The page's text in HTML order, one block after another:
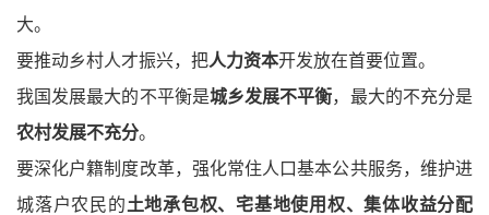
大。
要推动乡村人才振兴，把人力资本开发放在首要位置。
我国发展最大的不平衡是城乡发展不平衡，最大的不充分是
农村发展不充分。
要深化户籍制度改革，强化常住人口基本公共服务，维护进
城落户农民的土地承包权、宅基地使用权、集体收益分配